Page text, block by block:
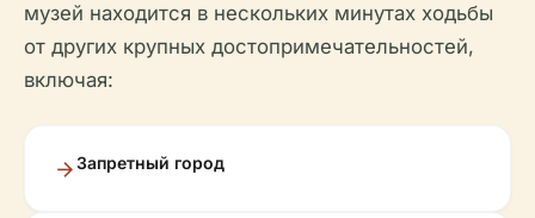
музей находится в нескольких минутах ходьбы
от других крупных достопримечательностей,
включая:
Запретный город